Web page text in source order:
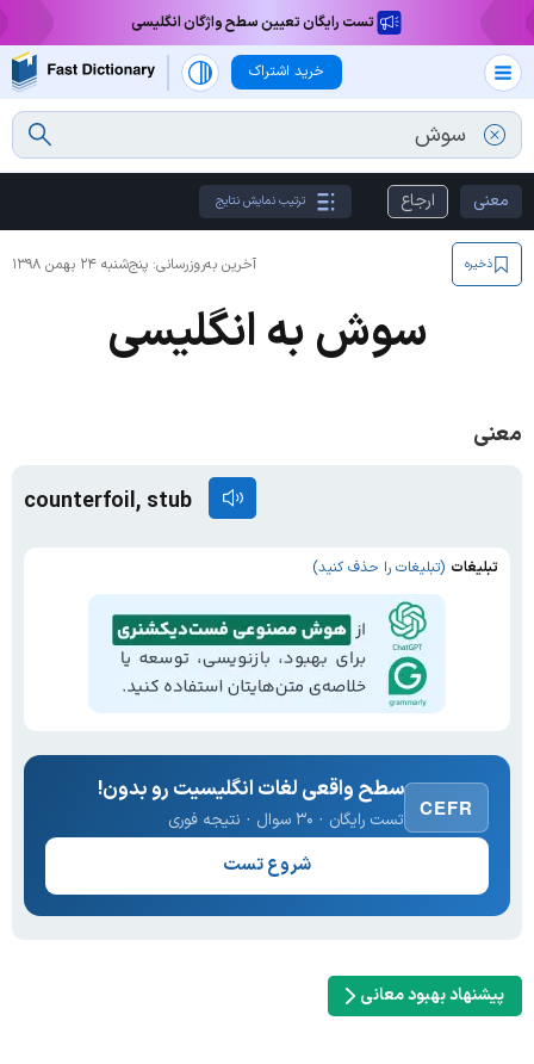
تست رایگان تعیین سطح واژگان انگلیسی
خرید اشتراک
معنی ارجاع ترتیب نمایش نتایج
آخرین به‌روزرسانی: پنج‌شنبه ۲۴ بهمن ۱۳۹۸ ذخیره
سوش به انگلیسی
معنی
counterfoil, stub
تبلیغات (تبلیغات را حذف کنید)
CEFR
سطح واقعی لغات انگلیسیت رو بدون!
تست رایگان · ۳۰ سوال · نتیجه فوری
شروع تست
پیشنهاد بهبود معانی